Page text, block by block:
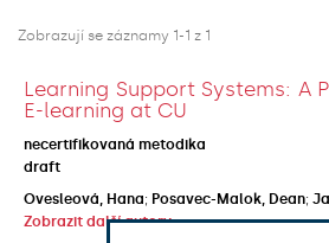
Zobrazují se záznamy 1-1 z 1
Learning Support Systems: A
E-learning at CU
necertifikovaná metodika
draft
Ovesleová, Hana; Posavec-Malok, Dean;
Zobrazit další autory